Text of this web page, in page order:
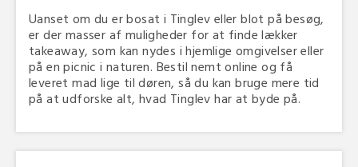
Uanset om du er bosat i Tinglev eller blot på besøg,
er der masser af muligheder for at finde lækker
takeaway, som kan nydes i hjemlige omgivelser eller
på en picnic i naturen. Bestil nemt online og få
leveret mad lige til døren, så du kan bruge mere tid
på at udforske alt, hvad Tinglev har at byde på.